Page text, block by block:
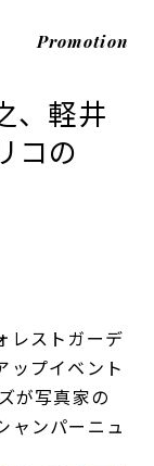
Promotion
、軽井
コの
レストガーデ
ップイベント
が写真家の
ャンパーニュ